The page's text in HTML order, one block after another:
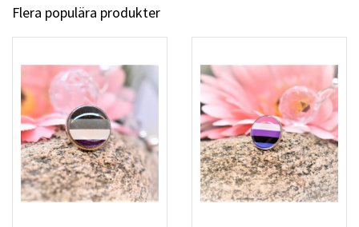
Flera populära produkter